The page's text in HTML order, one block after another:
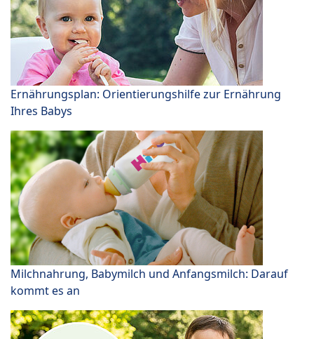
Ernährungsplan: Orientierungshilfe zur Ernährung
Ihres Babys
Milchnahrung, Babymilch und Anfangsmilch: Darauf
kommt es an